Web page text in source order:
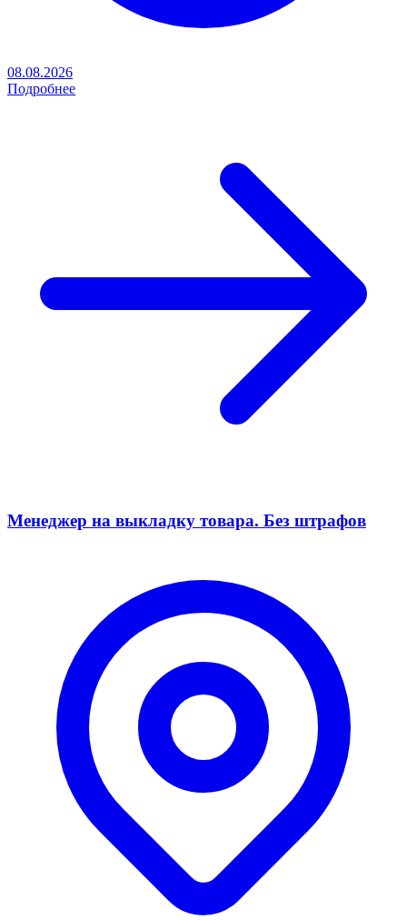
08.08.2026
Подробнее
Менеджер на выкладку товара. Без штрафов